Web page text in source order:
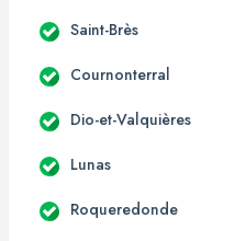
Saint-Brès
Cournonterral
Dio-et-Valquières
Lunas
Roqueredonde